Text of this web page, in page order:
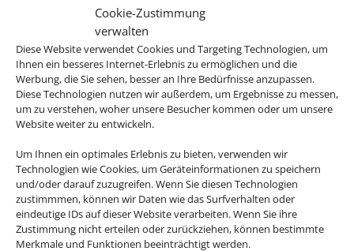
Cookie-Zustimmung
verwalten
Diese Website verwendet Cookies und Targeting Technologien, um
Ihnen ein besseres Internet-Erlebnis zu ermöglichen und die
Werbung, die Sie sehen, besser an Ihre Bedürfnisse anzupassen.
Diese Technologien nutzen wir außerdem, um Ergebnisse zu messen,
um zu verstehen, woher unsere Besucher kommen oder um unsere
Website weiter zu entwickeln.
Um Ihnen ein optimales Erlebnis zu bieten, verwenden wir
Technologien wie Cookies, um Geräteinformationen zu speichern
und/oder darauf zuzugreifen. Wenn Sie diesen Technologien
zustimmmen, können wir Daten wie das Surfverhalten oder
eindeutige IDs auf dieser Website verarbeiten. Wenn Sie ihre
Zustimmung nicht erteilen oder zurückziehen, können bestimmte
Merkmale und Funktionen beeinträchtigt werden.
für jedes Ziel den perfekten Flug für Sie!
Profitieren Sie jetzt von unserem Charterflug-
Preisvergleich.

OPTIMALE KOMBINATION
Flexibel und bedarfsgerecht für den Kunden